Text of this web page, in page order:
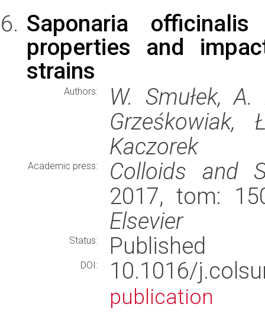
Saponaria
properties and
strains
Authors:
W. Smułek,
Kaczorek
Academic press:
Colloids and
2017, tom:
Elsevier
Status: Published
DOI: 10.1016/
publication